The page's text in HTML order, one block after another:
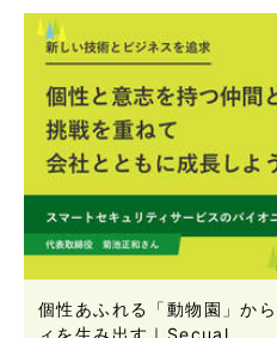
個性あふれる「動物園」か
ィを生み出す｜Secual